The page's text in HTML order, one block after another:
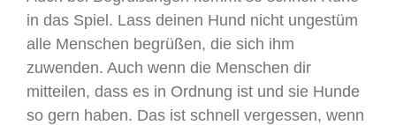
in das Spiel. Lass deinen Hund nicht ungestüm
alle Menschen begrüßen, die sich ihm
zuwenden. Auch wenn die Menschen dir
mitteilen, dass es in Ordnung ist und sie Hunde
so gern haben. Das ist schnell vergessen, wenn